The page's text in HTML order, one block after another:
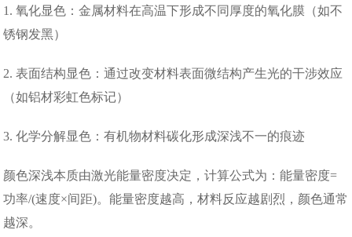
1. 氧化显色：金属材料在高温下形成不同厚度的氧化膜（如不
锈钢发黑）
2. 表面结构显色：通过改变材料表面微结构产生光的干涉效应
（如铝材彩虹色标记）
3. 化学分解显色：有机物材料碳化形成深浅不一的痕迹
颜色深浅本质由激光能量密度决定，计算公式为：能量密度=
功率/(速度×间距)。能量密度越高，材料反应越剧烈，颜色通常
越深。